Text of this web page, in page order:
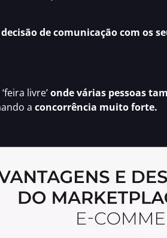
decisão de comunicação com os
livre’onde várias pessoas
a concorrência muito forte.